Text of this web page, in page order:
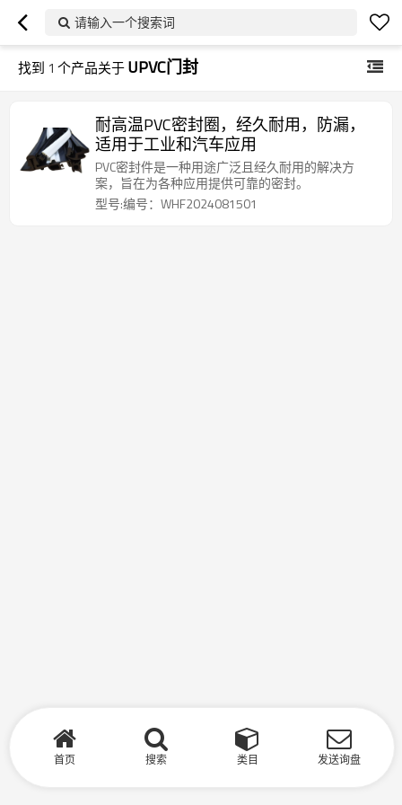
请输入一个搜索词
找到 1 个产品关于UPVC门封
耐高温PVC密封圈，经久耐用，防漏，
适用于工业和汽车应用
PVC密封件是一种用途广泛且经久耐用的解决方
案，旨在为各种应用提供可靠的密封。
型号:编号：WHF2024081501
首页 搜索 类目 发送询盘